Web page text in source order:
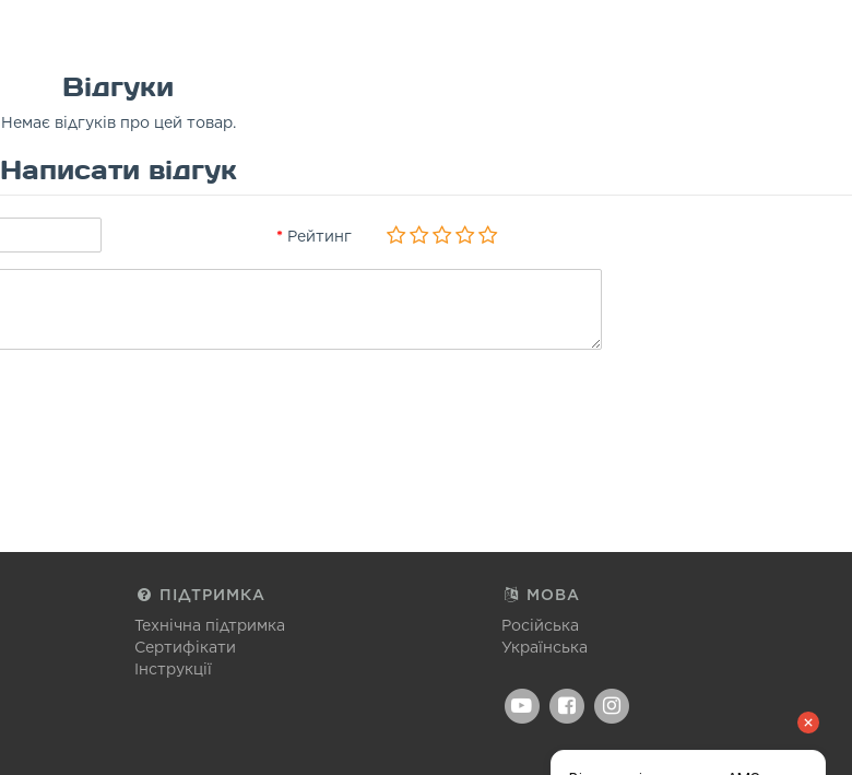
Відгуки
Немає відгуків про цей товар.
Написати відгук
Рейтинг
ПІДТРИМКА
Технічна підтримка
Сертифікати
Інструкції
МОВА
Російська
Українська